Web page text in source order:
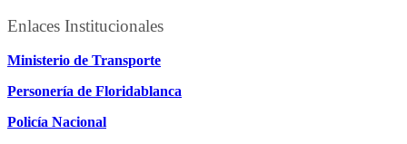
Enlaces Institucionales
Ministerio de Transporte
Personería de Floridablanca
Policía Nacional